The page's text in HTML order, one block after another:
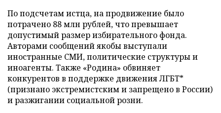
По подсчетам истца, на продвижение было
потрачено 88 млн рублей, что превышает
допустимый размер избирательного фонда.
Авторами сообщений якобы выступали
иностранные СМИ, политические структуры и
иноагенты. Также «Родина» обвиняет
конкурентов в поддержке движения ЛГБТ*
(признано экстремистским и запрещено в России)
и разжигании социальной розни.